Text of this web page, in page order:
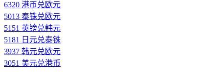
6320 港币兑欧元
5013 泰铢兑欧元
5151 英镑兑韩元
5181 日元兑泰铢
3937 韩元兑欧元
3051 美元兑港币